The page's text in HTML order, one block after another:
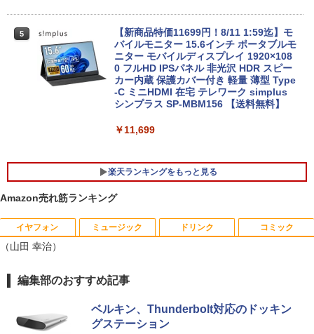
Lenovo ThinkPad X13 Gen1 Gen2 Ge
n3 モデル選択可能 [ Windows11 / Offic
e付き / SSD 256GB 512GB / メモリ 8G
B 16GB / 第10世代 第11世代 第12世代 I
ntel Core i5] 初期設定不要 Office 中古
ノートパソコン 中古パソコン 中古pc レ
トップPC &おまけ付き（中古USB式キー
ボートとマウス） 3ケ月保証
￥32,800
5
【新商品特価11699円！8/11 1:59迄】モ
バイルモニター 15.6インチ ポータブルモ
ニター モバイルディスプレイ 1920×108
0 フルHD IPSパネル 非光沢 HDR スピー
カー内蔵 保護カバー付き 軽量 薄型 Type
-C ミニHDMI 在宅 テレワーク simplus
シンプラス SP-MBM156 【送料無料】
￥11,699
楽天ランキングをもっと見る
1
2027 近江兄弟社中学校・直前対策合格セ
Amazon売れ筋ランキング
イヤフォン
Anker Soundcore P40i オフホワイト
￥5,990
ミュージック
BRUCE WAYNE feat. Flo Milli, ATL Jacob
[Explicit]
￥250
ドリンク
by Amazon 天然水 ラベルレス 500ml ×24本
富士山の天然水 バナジウム含有 水 ミネラル
ウォーター ペットボトル 静岡県産 500ミリリ
ットル (Smart Basic)
コミック
薬屋のひとりごと 17巻 (デジタル版ビッグガ
ンガンコミックス)
￥770
（山田 幸治）
編集部のおすすめ記事
ベルキン、Thunderbolt対応のドッキン
グステーション